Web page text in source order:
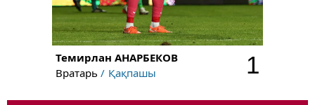
Темирлан АНАРБЕКОВ
Вратарь
Қақпашы 1